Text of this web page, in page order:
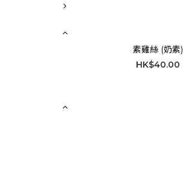
素雞絲 (奶素)
HK$40.00